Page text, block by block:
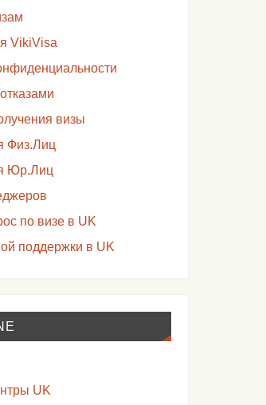
VikiVisa
визы
Физ.Лиц
Юр.Лиц
по визе в UK
поддержки в UK
UK